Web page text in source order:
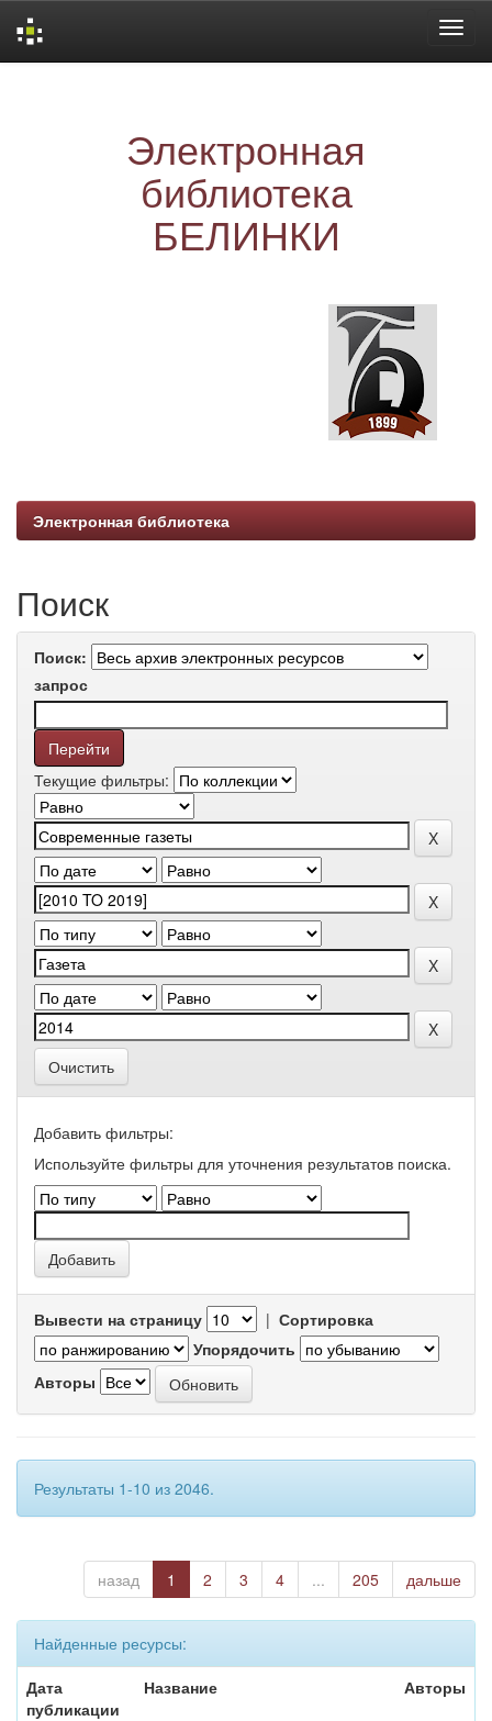
Электронная
библиотека
БЕЛИНКИ
Электронная библиотека
Поиск
Поиск:
запрос
Текущие фильтры:
Очистить
Добавить фильтры:
Используйте фильтры для уточнения результатов поиска.
Вывести на страницу | Сортировка
Упорядочить
Авторы
Результаты 1-10 из 2046.
назад 1 2 3 4 ... 205 дальше
Найденные ресурсы:
Дата
публикации
Название Авторы